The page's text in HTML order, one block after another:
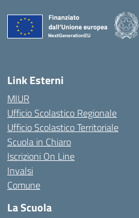
Link Esterni
MIUR
Ufficio Scolastico Regionale
Ufficio Scolastico Territoriale
Scuola in Chiaro
Iscrizioni On Line
Invalsi
Comune
La Scuola